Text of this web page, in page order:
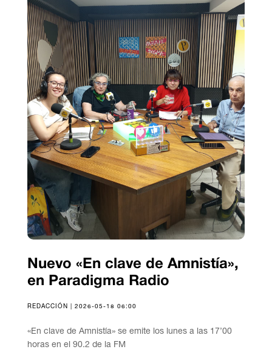
Nuevo «En clave de Amnistía»,
en Paradigma Radio
REDACCIÓN | 2026-05-18 06:00
«En clave de Amnistía» se emite los lunes a las 17’00
horas en el 90.2 de la FM